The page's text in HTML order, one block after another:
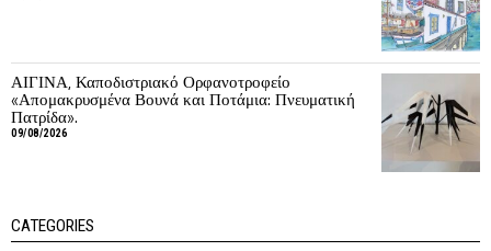
ΑΙΓΙΝΑ, Καποδιστριακό Ορφανοτροφείο
«Απομακρυσμένα Βουνά και Ποτάμια: Πνευματική
Πατρίδα».
09/08/2026
CATEGORIES